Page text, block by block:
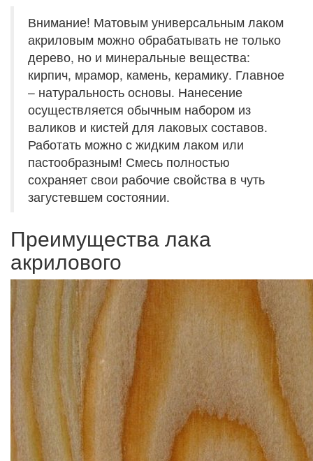
Внимание! Матовым универсальным лаком
акриловым можно обрабатывать не только
дерево, но и минеральные вещества:
кирпич, мрамор, камень, керамику. Главное
– натуральность основы. Нанесение
осуществляется обычным набором из
валиков и кистей для лаковых составов.
Работать можно с жидким лаком или
пастообразным! Смесь полностью
сохраняет свои рабочие свойства в чуть
загустевшем состоянии.
Преимущества лака
акрилового